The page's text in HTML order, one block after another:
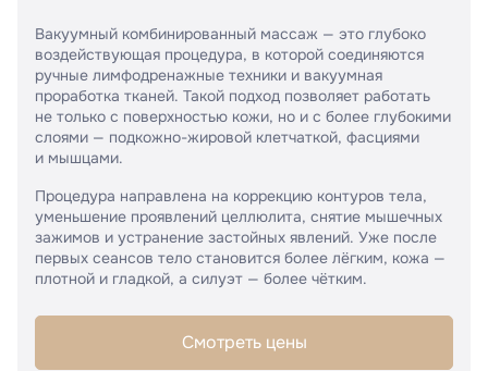
Вакуумный комбинированный массаж — это глубоко
воздействующая процедура, в которой соединяются
ручные лимфодренажные техники и вакуумная
проработка тканей. Такой подход позволяет работать
не только с поверхностью кожи, но и с более глубокими
слоями — подкожно-жировой клетчаткой, фасциями
и мышцами.
Процедура направлена на коррекцию контуров тела,
уменьшение проявлений целлюлита, снятие мышечных
зажимов и устранение застойных явлений. Уже после
первых сеансов тело становится более лёгким, кожа —
плотной и гладкой, а силуэт — более чётким.
Смотреть цены